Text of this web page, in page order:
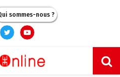
sommes-nous ?
TwitterYoutube